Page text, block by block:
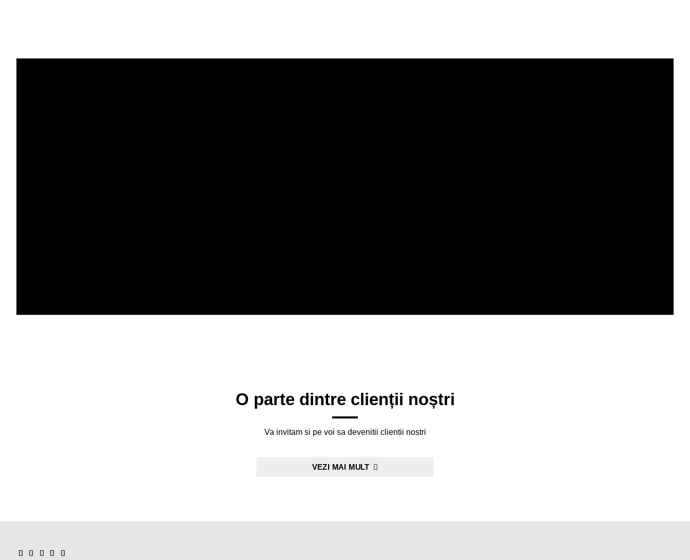
O parte dintre clienții noștri
Va invitam si pe voi sa devenitii clientii nostri
VEZI MAI MULT